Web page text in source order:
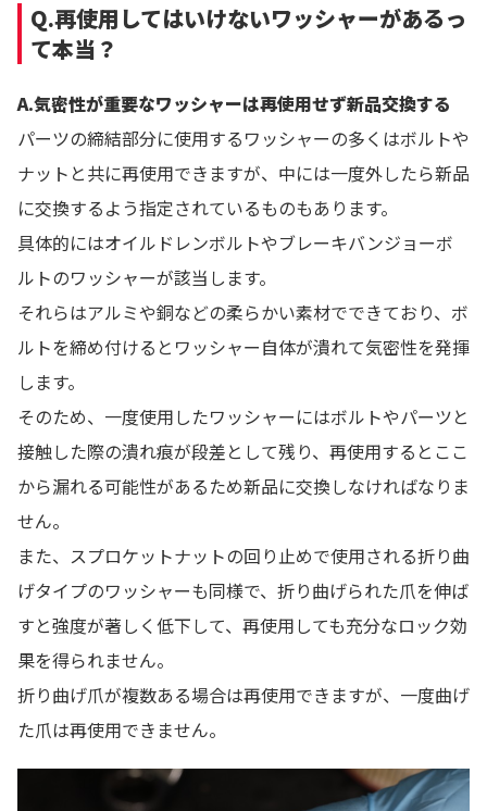
Q.再使用してはいけないワッシャーがあるっ
て本当？
A.気密性が重要なワッシャーは再使用せず新品交換する
パーツの締結部分に使用するワッシャーの多くはボルトや
ナットと共に再使用できますが、中には一度外したら新品
に交換するよう指定されているものもあります。
具体的にはオイルドレンボルトやブレーキバンジョーボ
ルトのワッシャーが該当します。
それらはアルミや銅などの柔らかい素材でできており、ボ
ルトを締め付けるとワッシャー自体が潰れて気密性を発揮
します。
そのため、一度使用したワッシャーにはボルトやパーツと
接触した際の潰れ痕が段差として残り、再使用するとここ
から漏れる可能性があるため新品に交換しなければなりま
せん。
また、スプロケットナットの回り止めで使用される折り曲
げタイプのワッシャーも同様で、折り曲げられた爪を伸ば
すと強度が著しく低下して、再使用しても充分なロック効
果を得られません。
折り曲げ爪が複数ある場合は再使用できますが、一度曲げ
た爪は再使用できません。